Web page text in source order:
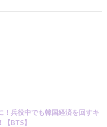
！兵役中でも韓国経済を回すキ
BTS】